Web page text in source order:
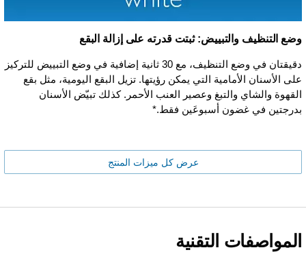
وضع التنظيف والتبييض: ثبتت قدرته على إزالة البقع
دقيقتان في وضع التنظيف، مع 30 ثانية إضافية في وضع التبييض للتركيز
على الأسنان الأمامية التي يمكن رؤيتها. تزيل البقع اليومية، مثل بقع
القهوة والشاي والتبغ وعصير العنب الأحمر. كذلك تبيّض الأسنان
بدرجتين في غضون أسبوعَين فقط.*
عرض كل ميزات المنتج
المواصفات التقنية